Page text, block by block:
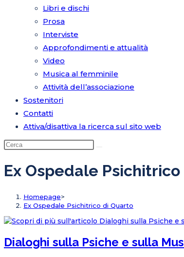
Libri e dischi
Prosa
Interviste
Approfondimenti e attualità
Video
Musica al femminile
Attività dell’associazione
Sostenitori
Contatti
Attiva/disattiva la ricerca sul sito web
Ex Ospedale
Homepage>
Ex Ospedale Psichitrico di Quarto
Dialoghi sulla Psiche e sulla